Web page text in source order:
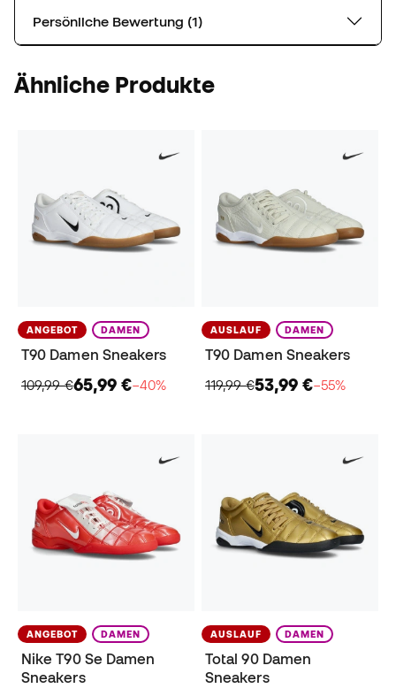
Persönliche Bewertung (1)
Ähnliche Produkte
ANGEBOT DAMEN
T90 Damen Sneakers
109,99 €65,99 €−40%
AUSLAUF DAMEN
T90 Damen Sneakers
119,99 €53,99 €−55%
ANGEBOT DAMEN
Nike T90 Se Damen
Sneakers
AUSLAUF DAMEN
Total 90 Damen
Sneakers